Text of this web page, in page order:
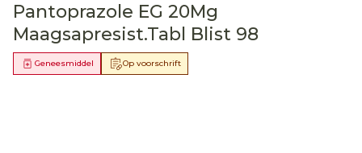
Pantoprazole EG 20Mg
Maagsapresist.Tabl Blist 98
Op voorschrift
Geneesmiddel